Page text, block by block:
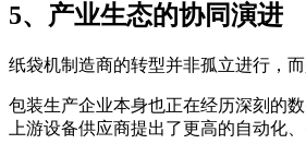
5、产业生态的协同演进
纸袋机制造商的转型并非孤立进行，
包装生产企业本身也正在经历深刻的
上游设备供应商提出了更高的自动化、